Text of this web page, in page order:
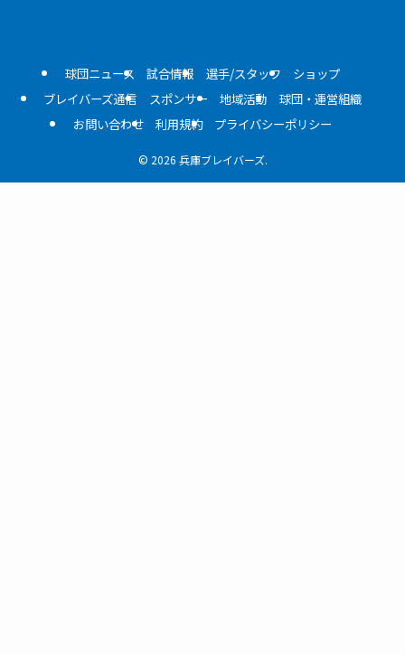
球団ニュース 試合情報 選手/スタッフ
ショップ
ブレイバーズ通信
スポンサー 地域活動
球団・運営組織
お問い合わせ
利用規約 プライバシーポリシー
© 2026 兵庫ブレイバーズ.